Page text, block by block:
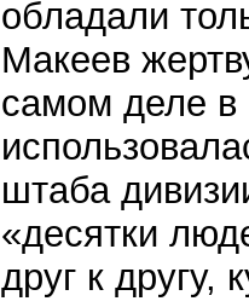
обладали
Макеев
самом деле в
штаба
«десятки
друг к другу,